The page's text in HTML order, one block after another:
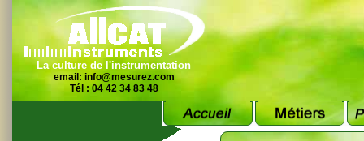
La culture de l'instrumentation
email: info@mesurez.com
Tél : 04 42 34 83 48